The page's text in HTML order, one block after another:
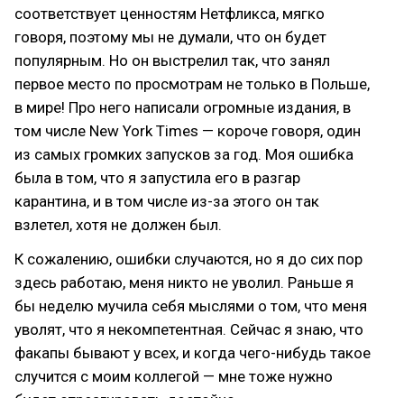
соответствует ценностям Нетфликса, мягко
говоря, поэтому мы не думали, что он будет
популярным. Но он выстрелил так, что занял
первое место по просмотрам не только в Польше,
в мире! Про него написали огромные издания, в
том числе New York Times — короче говоря, один
из самых громких запусков за год. Моя ошибка
была в том, что я запустила его в разгар
карантина, и в том числе из-за этого он так
взлетел, хотя не должен был.
К сожалению, ошибки случаются, но я до сих пор
здесь работаю, меня никто не уволил. Раньше я
бы неделю мучила себя мыслями о том, что меня
уволят, что я некомпетентная. Сейчас я знаю, что
факапы бывают у всех, и когда чего-нибудь такое
случится с моим коллегой — мне тоже нужно